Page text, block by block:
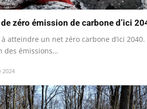
zéro émission de carbone d’ici
à atteindre un net zéro carbone d’ici 2040.
des émissions…
2024